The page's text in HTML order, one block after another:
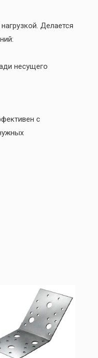
Делается
несущего
с